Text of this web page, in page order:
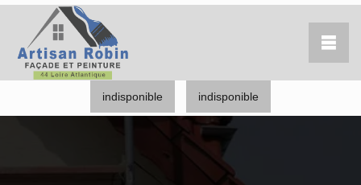
indisponible indisponible